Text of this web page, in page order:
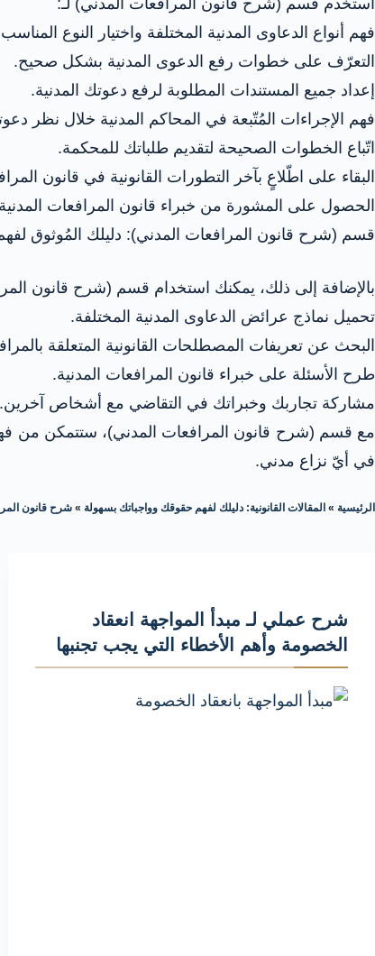
استخدم قسم (شرح قانون المرافعات المدني) لـ:
فهم أنواع الدعاوى المدنية المختلفة واختيار النوع
التعرّف على خطوات رفع الدعوى المدنية بشكل صحيح.
إعداد جميع المستندات المطلوبة لرفع دعوتك المدنية.
فهم الإجراءات المُتّبعة في المحاكم المدنية خلال نظر
اتّباع الخطوات الصحيحة لتقديم طلباتك للمحكمة.
البقاء على اطّلاعٍ بآخر التطورات القانونية في قانون
الحصول على المشورة من خبراء قانون المرافعات
قسم (شرح قانون المرافعات المدني): دليلك المُوثوق
بالإضافة إلى ذلك، يمكنك استخدام قسم (شرح قانون
تحميل نماذج عرائض الدعاوى المدنية المختلفة.
البحث عن تعريفات المصطلحات القانونية المتعلقة
طرح الأسئلة على خبراء قانون المرافعات المدنية.
مشاركة تجاربك وخبراتك في التقاضي مع أشخاص آخرين.
مع قسم (شرح قانون المرافعات المدني)، ستتمكن من
في أيّ نزاع مدني.
الرئيسية » المقالات القانونية: دليلك لفهم حقوقك وواجباتك بسهولة » شرح قانون
شرح عملي لـ مبدأ المواجهة انعقاد
الخصومة وأهم الأخطاء التي يجب تجنبها